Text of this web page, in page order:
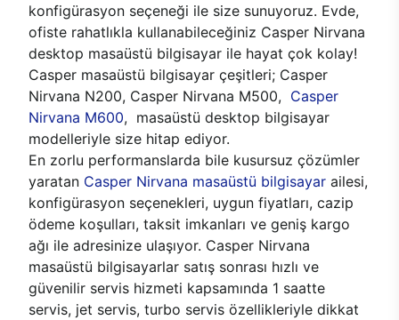
konfigürasyon seçeneği ile size sunuyoruz. Evde,
ofiste rahatlıkla kullanabileceğiniz Casper Nirvana
desktop masaüstü bilgisayar ile hayat çok kolay!
Casper masaüstü bilgisayar çeşitleri; Casper
Nirvana N200, Casper Nirvana M500, Casper
Nirvana M600, masaüstü desktop bilgisayar
modelleriyle size hitap ediyor.
En zorlu performanslarda bile kusursuz çözümler
yaratan Casper Nirvana masaüstü bilgisayar ailesi,
konfigürasyon seçenekleri, uygun fiyatları, cazip
ödeme koşulları, taksit imkanları ve geniş kargo
ağı ile adresinize ulaşıyor. Casper Nirvana
masaüstü bilgisayarlar satış sonrası hızlı ve
güvenilir servis hizmeti kapsamında 1 saatte
servis, jet servis, turbo servis özellikleriyle dikkat